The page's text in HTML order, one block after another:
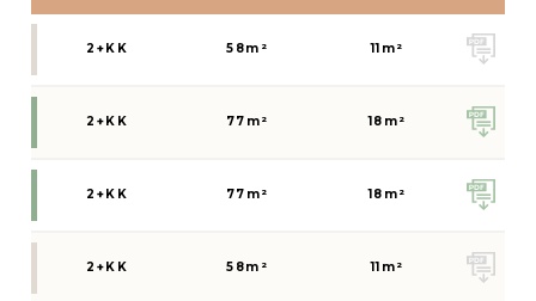
2+KK 58m² 11 m²
2+KK 77 m² 18 m²
2+KK 77 m² 18 m²
2+KK 58m² 11 m²